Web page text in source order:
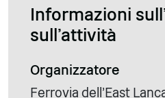
Informazioni
sull'attività
Organizzatore
Ferrovia dell'East